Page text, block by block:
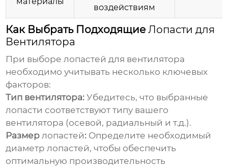
воздействиям
Как Выбрать ПодходящиеЛопасти для
Вентилятора
При выборелопастей для вентилятора
необходимо учитывать несколько ключевых
факторов:
Тип вентилятора: Убедитесь, что выбранные
лопасти соответствуют типу вашего
вентилятора (осевой, радиальный и т.д.).
Размерлопастей: Определите необходимый
диаметрлопастей, чтобы обеспечить
оптимальную производительность